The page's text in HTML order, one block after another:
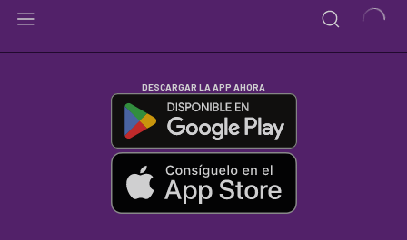
DESCARGAR LA APP AHORA